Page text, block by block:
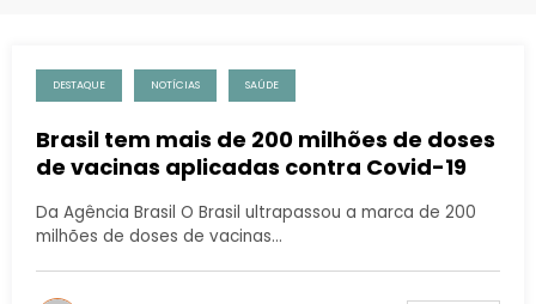
DESTAQUE NOTÍCIAS SAÚDE
Brasil tem mais de 200 milhões de doses
de vacinas aplicadas contra Covid-19
Da Agência Brasil O Brasil ultrapassou a marca de 200
milhões de doses de vacinas…